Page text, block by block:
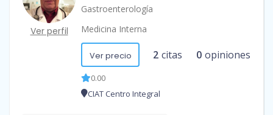
Ver perfil
Gastroenterología
Medicina Interna
Ver precio 2 citas 0 opiniones
0.00
CIAT Centro Integral